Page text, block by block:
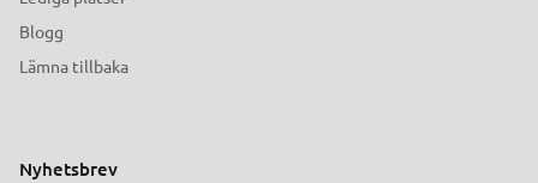
Blogg
Lämna tillbaka
Nyhetsbrev